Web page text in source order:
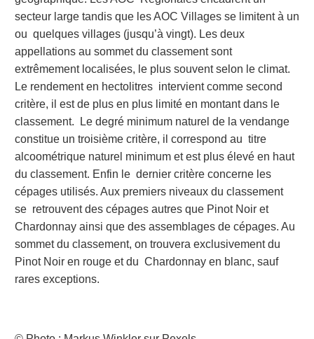
secteur large tandis que les AOC Villages se limitent à un
ou quelques villages (jusqu’à vingt). Les deux
appellations au sommet du classement sont
extrêmement localisées, le plus souvent selon le climat.
Le rendement en hectolitres intervient comme second
critère, il est de plus en plus limité en montant dans le
classement. Le degré minimum naturel de la vendange
constitue un troisième critère, il correspond au titre
alcoométrique naturel minimum et est plus élevé en haut
du classement. Enfin le dernier critère concerne les
cépages utilisés. Aux premiers niveaux du classement
se retrouvent des cépages autres que Pinot Noir et
Chardonnay ainsi que des assemblages de cépages. Au
sommet du classement, on trouvera exclusivement du
Pinot Noir en rouge et du Chardonnay en blanc, sauf
rares exceptions.